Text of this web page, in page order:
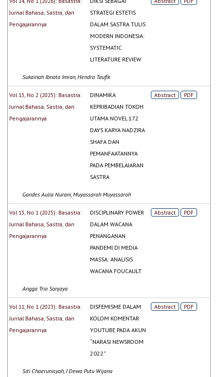
Jurnal Bahasa, Sastra, dan
Pengajarannya
STRATEGI ESTETIS
DALAM SASTRA TULIS
MODERN INDONESIA:
SYSTEMATIC
LITERATURE REVIEW
Sukainah Ibnata Imran, Hendra Taufik
Vol 13, No 2 (2025): Basastra:
Jurnal Bahasa, Sastra, dan
Pengajarannya
DINAMIKA
KEPRIBADIAN TOKOH
UTAMA NOVEL 172
DAYS KARYA NADZIRA
SHAFA DAN
PEMANFAATANNYA
PADA PEMBELAJARAN
SASTRA
Abstract PDF
Gandes Aulia Nurani, Muyassaroh Muyassaroh
Vol 13, No 1 (2025): Basastra:
Jurnal Bahasa, Sastra, dan
Pengajarannya
DISCIPLINARY POWER
DALAM WACANA
PENANGANAN
PANDEMI DI MEDIA
MASSA: ANALISIS
WACANA FOUCAULT
Abstract PDF
Angga Trio Sanjaya
Vol 11, No 1 (2023): Basastra:
Jurnal Bahasa, Sastra, dan
Pengajarannya
DISFEMISME DALAM
KOLOM KOMENTAR
YOUTUBE PADA AKUN
“NARASI NEWSROOM
2022”
Abstract PDF
Siti Chaerunisyah, I Dewa Putu Wijana